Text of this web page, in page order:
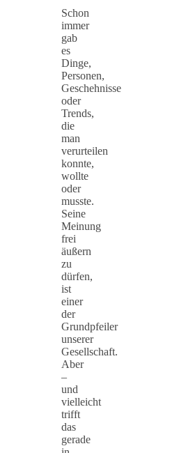
Schon
immer
gab
es
Dinge,
Personen,
Geschehnisse
oder
Trends,
die
man
verurteilen
konnte,
wollte
oder
musste.
Seine
Meinung
frei
äußern
zu
dürfen,
ist
einer
der
Grundpfeiler
unserer
Gesellschaft.
Aber
–
und
vielleicht
trifft
das
gerade